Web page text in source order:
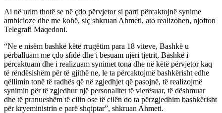
Ai në urim thotë se në çdo përvjetor si parti përcaktojnë synime
ambicioze dhe me kohë, siç shkruan Ahmeti, ato realizohen, njofton
Telegrafi Maqedoni.
“Ne e nisëm bashkë këtë rrugëtim para 18 viteve, Bashkë u
përballuam me çdo sfidë dhe i besuam njëri tjetrit, Bashkë i
përcaktuam dhe i realizuam synimet tona dhe në këtë përvjetor kaq
të rëndësishëm për të gjithë ne, le ta përcaktojmë bashkërisht edhe
qëllimin tonë të radhës që në zgjedhjet që pasojnë, të realizojmë
synimin për të zgjedhur një personalitet të vlerësuar, të dëshmuar
dhe të pranueshëm të cilin ose të cilën do ta përzgjedhim bashkërisht
për kryeministrin e parë shqiptar”, shkruan Ahmeti.